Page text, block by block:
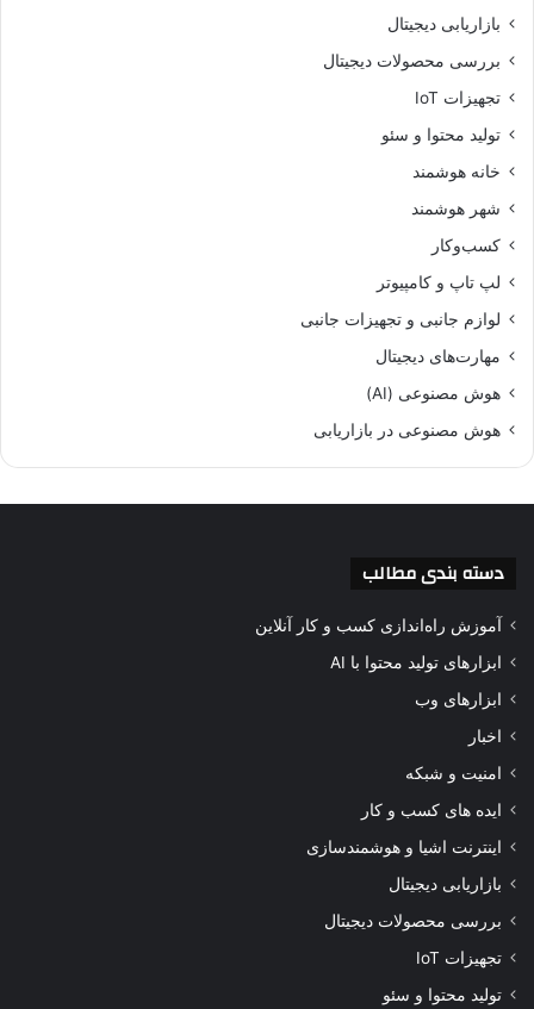
بازاریابی دیجیتال
بررسی محصولات دیجیتال
تجهیزات IoT
تولید محتوا و سئو
خانه هوشمند
شهر هوشمند
کسب‌وکار
لپ تاپ و کامپیوتر
لوازم جانبی و تجهیزات جانبی
مهارت‌های دیجیتال
هوش مصنوعی (AI)
هوش مصنوعی در بازاریابی
دسته بندی مطالب
آموزش راه‌اندازی کسب و کار آنلاین
ابزارهای تولید محتوا با AI
ابزارهای وب
اخبار
امنیت و شبکه
ایده های کسب و کار
اینترنت اشیا و هوشمندسازی
بازاریابی دیجیتال
بررسی محصولات دیجیتال
تجهیزات IoT
تولید محتوا و سئو